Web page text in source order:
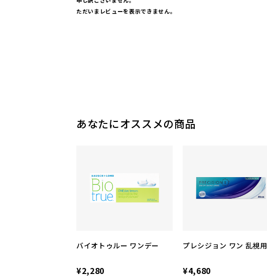
ただいまレビューを表示できません。
あなたにオススメの商品
バイオトゥルー ワンデー
¥2,280
プレシジョン ワン 乱視用
¥4,680